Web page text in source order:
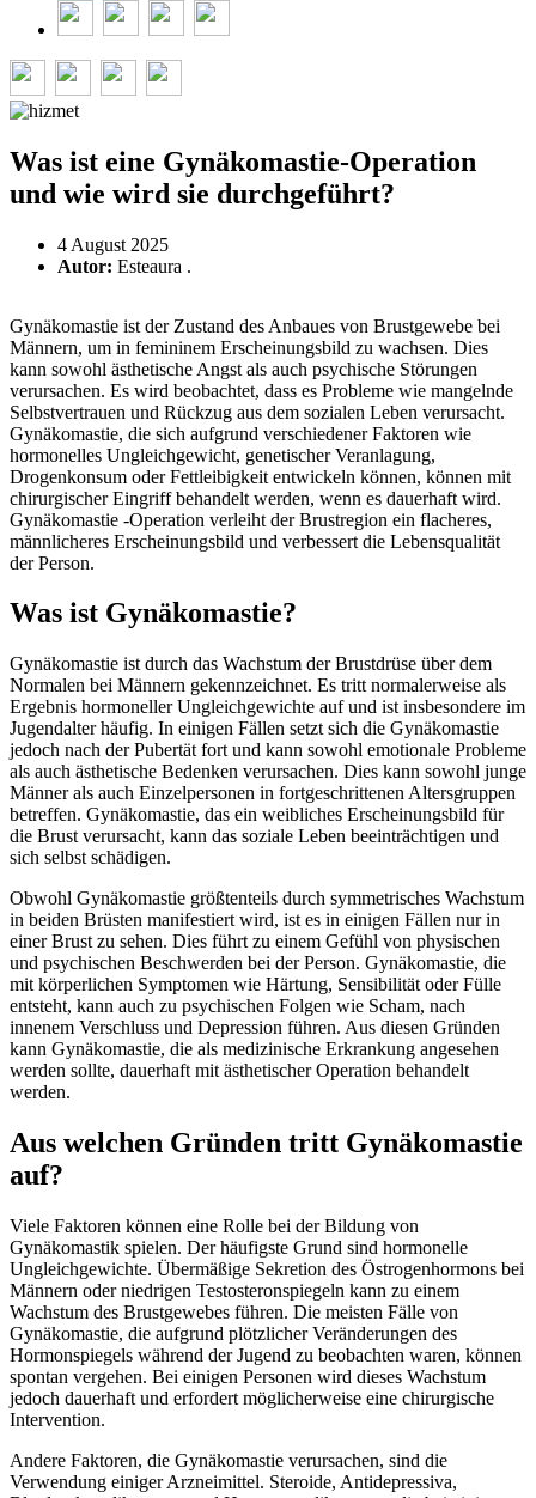
Was ist eine Gynäkomastie-Operation
und wie wird sie durchgeführt?
4 August 2025
Autor: Esteaura .
Gynäkomastie ist der Zustand des Anbaues von Brustgewebe bei
Männern, um in femininem Erscheinungsbild zu wachsen. Dies
kann sowohl ästhetische Angst als auch psychische Störungen
verursachen. Es wird beobachtet, dass es Probleme wie mangelnde
Selbstvertrauen und Rückzug aus dem sozialen Leben verursacht.
Gynäkomastie, die sich aufgrund verschiedener Faktoren wie
hormonelles Ungleichgewicht, genetischer Veranlagung,
Drogenkonsum oder Fettleibigkeit entwickeln können, können mit
chirurgischer Eingriff behandelt werden, wenn es dauerhaft wird.
Gynäkomastie -Operation verleiht der Brustregion ein flacheres,
männlicheres Erscheinungsbild und verbessert die Lebensqualität
der Person.
Was ist Gynäkomastie?
Gynäkomastie ist durch das Wachstum der Brustdrüse über dem
Normalen bei Männern gekennzeichnet. Es tritt normalerweise als
Ergebnis hormoneller Ungleichgewichte auf und ist insbesondere im
Jugendalter häufig. In einigen Fällen setzt sich die Gynäkomastie
jedoch nach der Pubertät fort und kann sowohl emotionale Probleme
als auch ästhetische Bedenken verursachen. Dies kann sowohl junge
Männer als auch Einzelpersonen in fortgeschrittenen Altersgruppen
betreffen. Gynäkomastie, das ein weibliches Erscheinungsbild für
die Brust verursacht, kann das soziale Leben beeinträchtigen und
sich selbst schädigen.
Obwohl Gynäkomastie größtenteils durch symmetrisches Wachstum
in beiden Brüsten manifestiert wird, ist es in einigen Fällen nur in
einer Brust zu sehen. Dies führt zu einem Gefühl von physischen
und psychischen Beschwerden bei der Person. Gynäkomastie, die
mit körperlichen Symptomen wie Härtung, Sensibilität oder Fülle
entsteht, kann auch zu psychischen Folgen wie Scham, nach
innenem Verschluss und Depression führen. Aus diesen Gründen
kann Gynäkomastie, die als medizinische Erkrankung angesehen
werden sollte, dauerhaft mit ästhetischer Operation behandelt
werden.
Aus welchen Gründen tritt Gynäkomastie
auf?
Viele Faktoren können eine Rolle bei der Bildung von
Gynäkomastik spielen. Der häufigste Grund sind hormonelle
Ungleichgewichte. Übermäßige Sekretion des Östrogenhormons bei
Männern oder niedrigen Testosteronspiegeln kann zu einem
Wachstum des Brustgewebes führen. Die meisten Fälle von
Gynäkomastie, die aufgrund plötzlicher Veränderungen des
Hormonspiegels während der Jugend zu beobachten waren, können
spontan vergehen. Bei einigen Personen wird dieses Wachstum
jedoch dauerhaft und erfordert möglicherweise eine chirurgische
Intervention.
Andere Faktoren, die Gynäkomastie verursachen, sind die
Verwendung einiger Arzneimittel. Steroide, Antidepressiva,